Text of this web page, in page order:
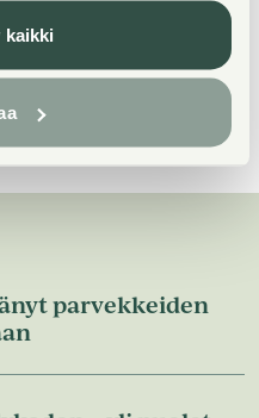
kaikki
mahdollisuuksia.
parvekkeiden